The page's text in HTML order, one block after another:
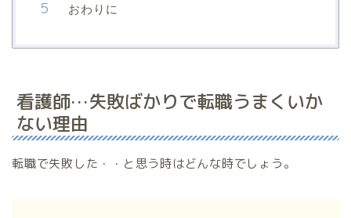
おわりに
看護師…失敗ばかりで転職うまくいか
ない理由
転職で失敗した・・と思う時はどんな時でしょう。